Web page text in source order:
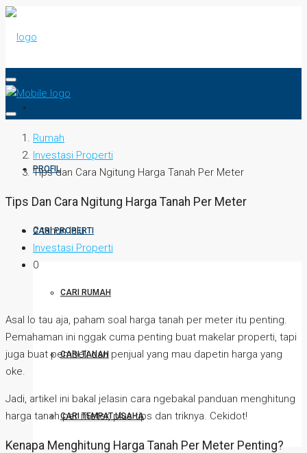
PROFIL
CARI PROPERTI
CARI RUMAH
CARI TANAH
CARI TEMPAT USAHA
Rumah
Investasi Properti
Tips dan Cara Ngitung Harga Tanah Per Meter
Tips Dan Cara Ngitung Harga Tanah Per Meter
2 tahun lalu
Investasi Properti
0
Asal lo tau aja, paham soal harga tanah per meter itu penting.
Pemahaman ini nggak cuma penting buat makelar properti, tapi
juga buat pembeli dan penjual yang mau dapetin harga yang
oke.
Jadi, artikel ini bakal jelasin cara ngebakal panduan menghitung
harga tanah per meter, plus tips dan triknya. Cekidot!
Kenapa Menghitung Harga Tanah Per Meter Penting?